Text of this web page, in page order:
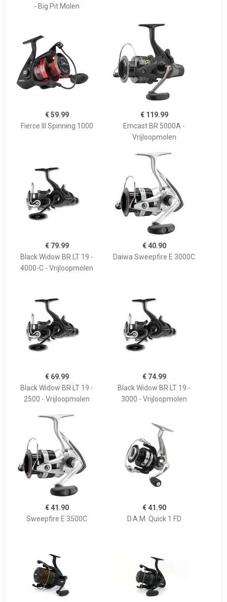
- Big Pit Molen
€ 59.99
Fierce III Spinning 1000
€ 119.99
Emcast BR 5000A -
Vrijloopmolen
€ 79.99
Black Widow BR LT 19 -
4000-C - Vrijloopmolen
€ 40.90
Daiwa Sweepfire E 3000C
€ 69.99
Black Widow BR LT 19 -
2500 - Vrijloopmolen
€ 74.99
Black Widow BR LT 19 -
3000 - Vrijloopmolen
€ 41.90
Sweepfire E 3500C
€ 41.90
D.A.M. Quick 1 FD